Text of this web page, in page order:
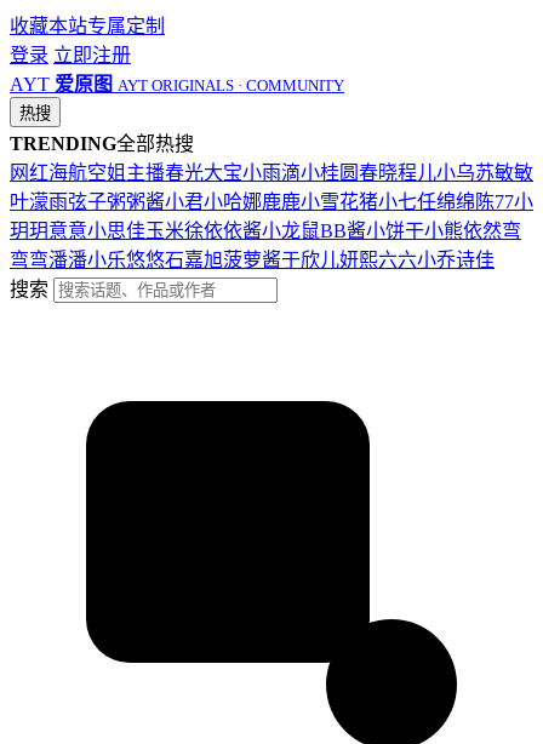
收藏本站专属定制
登录 立即注册
AYT 爱原图 AYT ORIGINALS · COMMUNITY
热搜
TRENDING全部热搜
网红海航空姐 主播春光大宝小雨滴小桂圆春晓程儿小乌苏敏敏
叶濛雨弦子粥粥酱小君小哈娜鹿鹿小雪花猪小七任绵绵 陈77小
玥玥意意小思佳玉米徐依依酱小龙鼠BB酱小饼干小熊依然弯
弯弯潘潘小乐悠悠石嘉旭菠萝酱于欣儿妍熙六六小乔诗佳
搜索